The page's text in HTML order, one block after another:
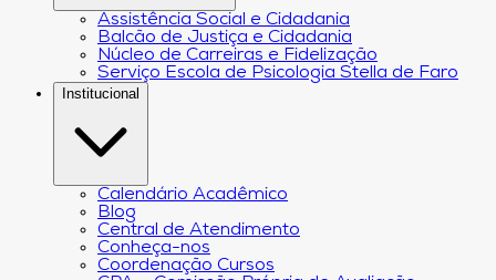
Assistência Social e Cidadania
Balcão de Justiça e Cidadania
Núcleo de Carreiras e Fidelização
Serviço Escola de Psicologia Stella de Faro
Institucional
Calendário Acadêmico
Blog
Central de Atendimento
Conheça-nos
Coordenação Cursos